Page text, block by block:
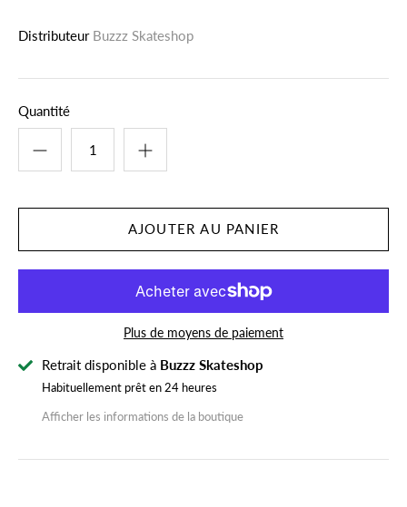
Distributeur Buzzz Skateshop
Quantité
Plus de moyens de paiement
Retrait disponible à Buzzz Skateshop
Habituellement prêt en 24 heures
Afficher les informations de la boutique